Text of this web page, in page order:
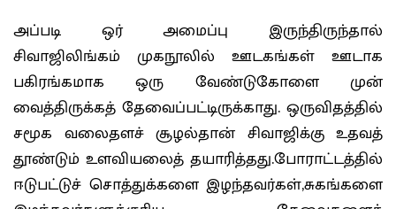
அப்படி ஒர் அமைப்பு இருந்திருந்தால்
சிவாஜிலிங்கம் முகநூலில் ஊடகங்கள் ஊடாக
பகிரங்கமாக ஒரு வேண்டுகோளை முன்
வைத்திருக்கத் தேவைப்பட்டிருக்காது. ஒருவிதத்தில்
சமூக வலைதளச் சூழல்தான் சிவாஜிக்கு உதவத்
தூண்டும் உளவியலைத் தயாரித்தது.போராட்டத்தில்
ஈடுபட்டுச் சொத்துக்களை இழந்தவர்கள்,சுகங்களை